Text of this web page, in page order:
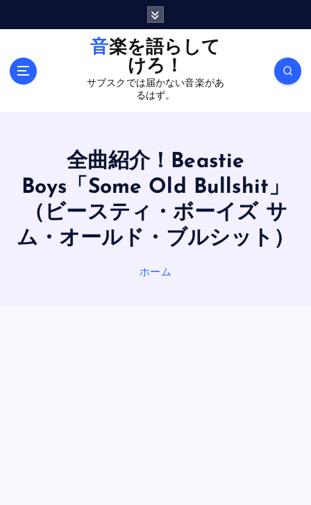
音楽を語らして
けろ！
サブスクでは届かない音楽があ
るはず。
全曲紹介！Beastie
Boys「Some Old Bullshit」
（ビースティ・ボーイズ サ
ム・オールド・ブルシット）
ホーム